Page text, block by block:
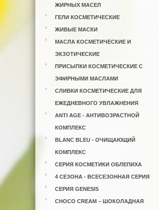
ЖИРНЫХ МАСЕЛ
ГЕЛИ КОСМЕТИЧЕСКИЕ
ЖИВЫЕ МАСКИ
МАСЛА КОСМЕТИЧЕСКИЕ И
ЭКЗОТИЧЕСКИЕ
ПРИСЫПКИ КОСМЕТИЧЕСКИЕ С
ЭФИРНЫМИ МАСЛАМИ
СЛИВКИ КОСМЕТИЧЕСКИЕ ДЛЯ
ЕЖЕДНЕВНОГО УВЛАЖНЕНИЯ
ANTI AGE - АНТИВОЗРАСТНОЙ
КОМПЛЕКС
BLANC BLEU - ОЧИЩАЮЩИЙ
КОМПЛЕКС
СЕРИЯ КОСМЕТИКИ ОБЛЕПИХА
4 СЕЗОНА - ВСЕСЕЗОННАЯ СЕРИЯ
СЕРИЯ GENESIS
CHOCO CREAM – ШОКОЛАДНАЯ